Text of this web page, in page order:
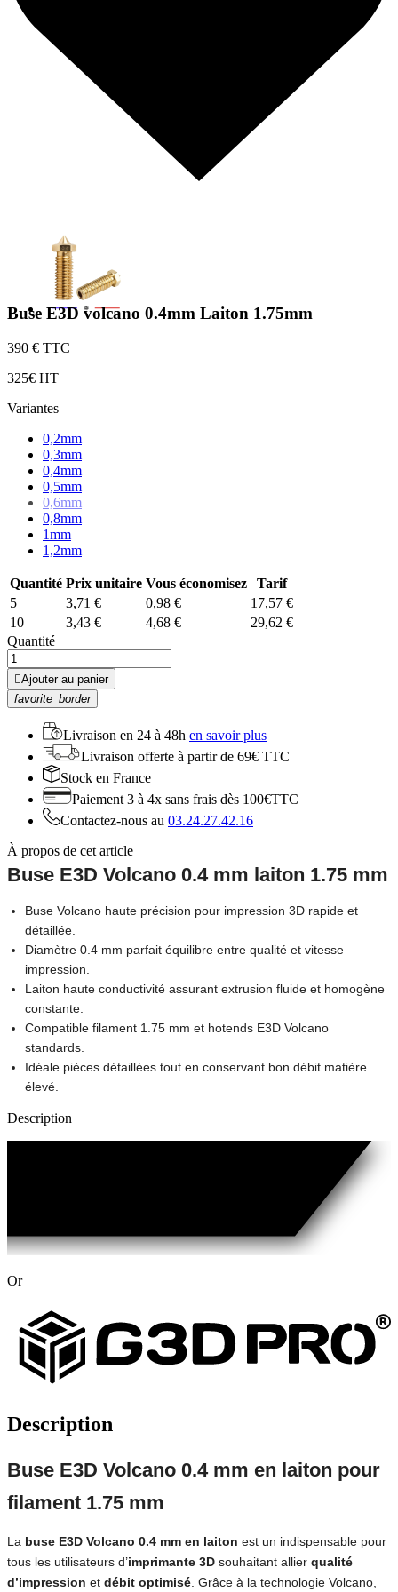
Buse E3D volcano 0.4mm Laiton 1.75mm
390 € TTC
325€ HT
Variantes
0,2mm
0,3mm
0,4mm
0,5mm
0,6mm
0,8mm
1mm
1,2mm
Quantité Prix unitaire Vous économisez
Tarif
5
3,71 € 0,98 €
17,57 €
10
3,43 € 4,68 €
29,62 €
Quantité
Ajouter au panier
favorite_border
Livraison en 24 à 48h en savoir plus
Livraison offerte à partir de 69€ TTC
Stock en France
Paiement 3 à 4x sans frais dès 100€TTC
Contactez-nous au 03.24.27.42.16
À propos de cet article
Buse E3D Volcano 0.4 mm laiton 1.75 mm
Buse Volcano haute précision pour impression 3D rapide et
détaillée.
Diamètre 0.4 mm parfait équilibre entre qualité et vitesse
impression.
Laiton haute conductivité assurant extrusion fluide et homogène
constante.
Compatible filament 1.75 mm et hotends E3D Volcano
standards.
Idéale pièces détaillées tout en conservant bon débit matière
élevé.
Description
Or
Description
Buse E3D Volcano 0.4 mm en laiton pour
filament 1.75 mm
La buse E3D Volcano 0.4 mm en laiton est un indispensable pour
tous les utilisateurs d’imprimante 3D souhaitant allier qualité
d’impression et débit optimisé. Grâce à la technologie Volcano,